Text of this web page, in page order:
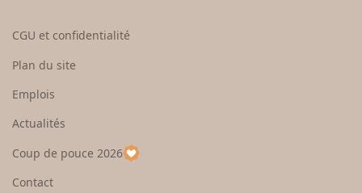
e
u
p
a
CGU et confidentialité
Plan du site
Emplois
Actualités
Coup de pouce 2026
Contact